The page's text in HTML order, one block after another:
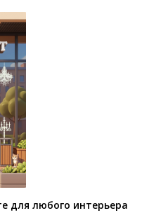
для любого интерьера